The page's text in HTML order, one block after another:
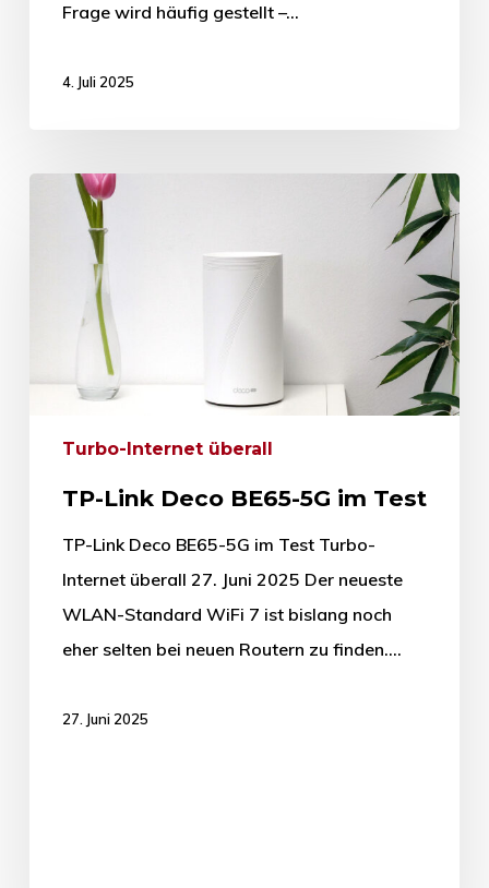
Frage wird häufig gestellt –…
4. Juli 2025
Turbo-Internet überall
TP-Link Deco BE65-5G im Test
TP-Link Deco BE65-5G im Test Turbo-
Internet überall 27. Juni 2025 Der neueste
WLAN-Standard WiFi 7 ist bislang noch
eher selten bei neuen Routern zu finden.…
27. Juni 2025